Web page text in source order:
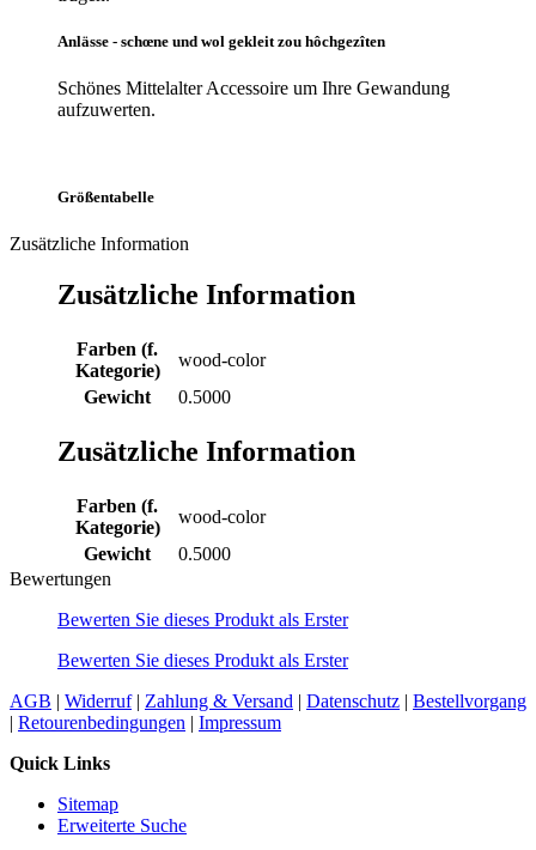
Anlässe - schœne und wol gekleit zou hôchgezîten
Schönes Mittelalter Accessoire um Ihre Gewandung
aufzuwerten.
Größentabelle
Zusätzliche Information
Zusätzliche Information
Farben (f.
Kategorie)
wood-color
Gewicht
0.5000
Zusätzliche Information
Farben (f.
Kategorie)
wood-color
Gewicht
0.5000
Bewertungen
Bewerten Sie dieses Produkt als Erster
Bewerten Sie dieses Produkt als Erster
AGB | Widerruf| Zahlung & Versand | Datenschutz | Bestellvorgang
| Retourenbedingungen | Impressum
Quick Links
Sitemap
Erweiterte Suche